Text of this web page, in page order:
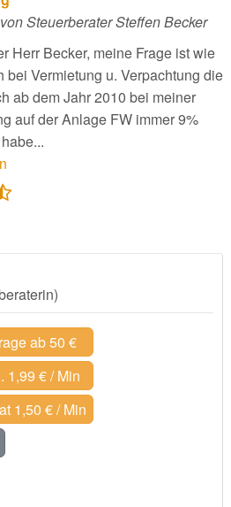
Steuerberater Steffen Becker
Herr Becker, meine Frage ist wie
bei Vermietung u. Verpachtung die
ab dem Jahr 2010 bei meiner
auf der Anlage FW immer 9%
ab 50 €
1,99 € / Min
1,50 € / Min